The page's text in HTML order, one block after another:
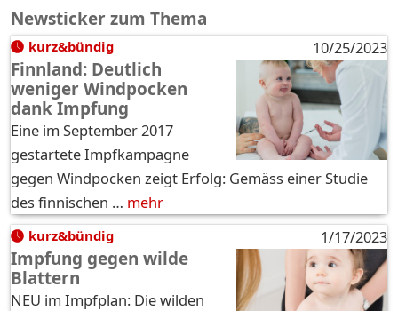
Newsticker zum Thema
kurz&bündig 10/25/2023
Finnland: Deutlich
weniger Windpocken
dank Impfung
Eine im September 2017
gestartete Impfkampagne
gegen Windpocken zeigt Erfolg: Gemäss einer Studie
des finnischen … mehr
kurz&bündig 1/17/2023
Impfung gegen wilde
Blattern
NEU im Impfplan: Die wilden